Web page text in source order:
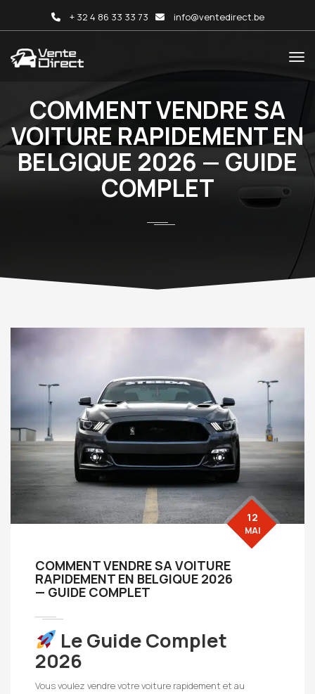
+ 32 4 86 33 33 73 info@ventedirect.be
COMMENT VENDRE SA
VOITURE RAPIDEMENT EN
BELGIQUE 2026 — GUIDE
COMPLET
COMMENT VENDRE SA VOITURE
RAPIDEMENT EN BELGIQUE 2026
— GUIDE COMPLET
12
MAI
Le Guide Complet
2026
Vous voulez vendre votre voiture rapidement et au